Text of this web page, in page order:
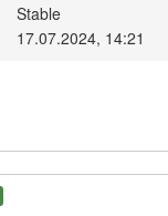
Stable
17.07.2024, 14:21